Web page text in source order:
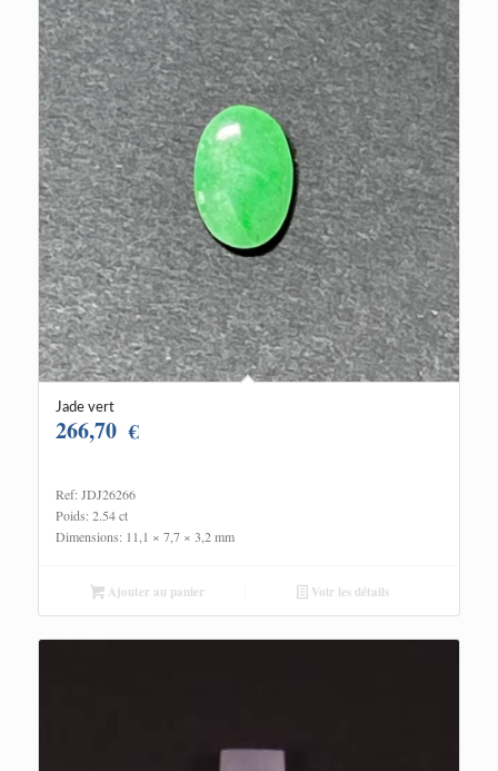
Jade vert
266,70 €
Ref: JDJ26266
Poids: 2.54 ct
Dimensions: 11,1 × 7,7 × 3,2 mm
Ajouter au panier Voir les détails